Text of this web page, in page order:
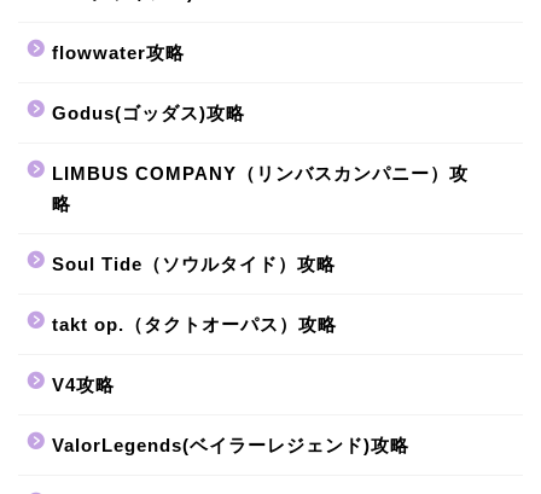
flowwater攻略
Godus(ゴッダス)攻略
LIMBUS COMPANY（リンバスカンパニー）攻
略
Soul Tide（ソウルタイド）攻略
takt op.（タクトオーパス）攻略
V4攻略
ValorLegends(ベイラーレジェンド)攻略